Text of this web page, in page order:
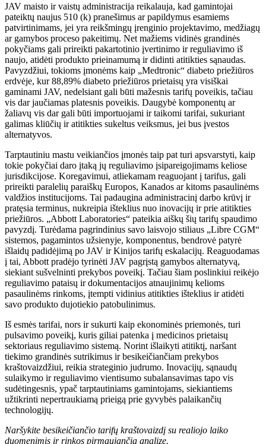
JAV maisto ir vaistų administracija reikalauja, kad gamintojai
pateiktų naujus 510 (k) pranešimus ar papildymus esamiems
patvirtinimams, jei yra reikšmingų įrenginio projektavimo, medžiagų
ar gamybos proceso pakeitimų. Net mažiems vidinės grandinės
pokyčiams gali prireikti pakartotinio įvertinimo ir reguliavimo iš
naujo, atidėti produkto prieinamumą ir didinti atitikties sąnaudas.
Pavyzdžiui, tokioms įmonėms kaip „Medtronic“ diabeto priežiūros
erdvėje, kur 88,89% diabeto priežiūros prietaisų yra visiškai
gaminami JAV, nedelsiant gali būti mažesnis tarifų poveikis, tačiau
vis dar jaučiamas platesnis poveikis. Daugybė komponentų ar
žaliavų vis dar gali būti importuojami ir taikomi tarifai, sukuriant
galimas kliūčių ir atitikties sukeltus veiksmus, jei bus įvestos
alternatyvos.
Tarptautiniu mastu veikiančios įmonės taip pat turi apsvarstyti, kaip
tokie pokyčiai daro įtaką jų reguliavimo įsipareigojimams keliose
jurisdikcijose. Koregavimui, atliekamam reaguojant į tarifus, gali
prireikti paralelių paraiškų Europos, Kanados ar kitoms pasaulinėms
valdžios institucijoms. Tai padaugina administracinį darbo krūvį ir
pratęsia terminus, nukreipia išteklius nuo inovacijų ir prie atitikties
priežiūros. „Abbott Laboratories“ pateikia aiškų šių tarifų spaudimo
pavyzdį. Turėdama pagrindinius savo laisvojo stiliaus „Libre CGM“
sistemos, pagamintos užsienyje, komponentus, bendrovė patyrė
išlaidų padidėjimą po JAV ir Kinijos tarifų eskalacijų. Reaguodamas
į tai, Abbott pradėjo tyrinėti JAV pagrįstą gamybos alternatyvą,
siekiant sušvelninti prekybos poveikį. Tačiau šiam poslinkiui reikėjo
reguliavimo pataisų ir dokumentacijos atnaujinimų kelioms
pasaulinėms rinkoms, įtempti vidinius atitikties išteklius ir atidėti
savo produkto dujotiekio patobulinimus.
Iš esmės tarifai, nors ir sukurti kaip ekonominės priemonės, turi
pulsavimo poveikį, kuris giliai patenka į medicinos prietaisų
sektoriaus reguliavimo sistemą. Norint išlaikyti atitiktį, naršant
tiekimo grandinės sutrikimus ir besikeičiančiam prekybos
kraštovaizdžiui, reikia strateginio judrumo. Inovacijų, sąnaudų
sulaikymo ir reguliavimo vientisumo subalansavimas tapo vis
sudėtingesnis, ypač tarptautiniams gamintojams, siekiantiems
užtikrinti nepertraukiamą prieigą prie gyvybės palaikančių
technologijų.
Naršykite besikeičiančio tarifų kraštovaizdį su realiojo laiko
duomenimis ir rinkos pirmaujančia analize.